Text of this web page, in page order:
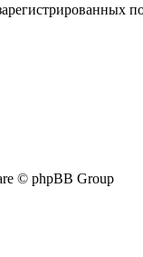
© phpBB Group